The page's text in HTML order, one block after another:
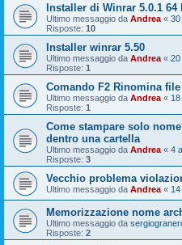
Installer di Winrar 5.0.1
Ultimo messaggio da Andrea « 30
Risposte: 10
Installer winrar 5.50
Ultimo messaggio da Andrea « 20
Risposte: 1
Comando F2 Rinomina
Ultimo messaggio da Andrea «
Risposte: 1
Come stampare solo
dentro una cartella
Ultimo messaggio da Andrea « 4
Risposte: 3
Vecchio problema
Ultimo messaggio da Andrea «
Memorizzazione nome
Ultimo messaggio da
Risposte: 2